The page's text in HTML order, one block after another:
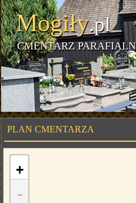
Mogiły.pl
CMENTARZ
PLAN CMENTARZA
+
-